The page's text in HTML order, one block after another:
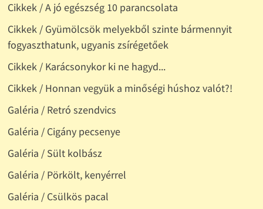
Cikkek / A jó egészség 10 parancsolata
Cikkek / Gyümölcsök melyekből szinte bármennyit
fogyaszthatunk, ugyanis zsírégetőek
Cikkek / Karácsonykor ki ne hagyd...
Cikkek / Honnan vegyük a minőségi húshoz valót?!
Galéria / Retró szendvics
Galéria / Cigány pecsenye
Galéria / Sült kolbász
Galéria / Pörkölt, kenyérrel
Galéria / Csülkös pacal